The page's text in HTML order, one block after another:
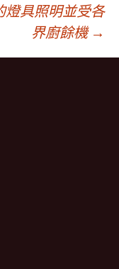
燈具照明並受各
界廚餘機 →